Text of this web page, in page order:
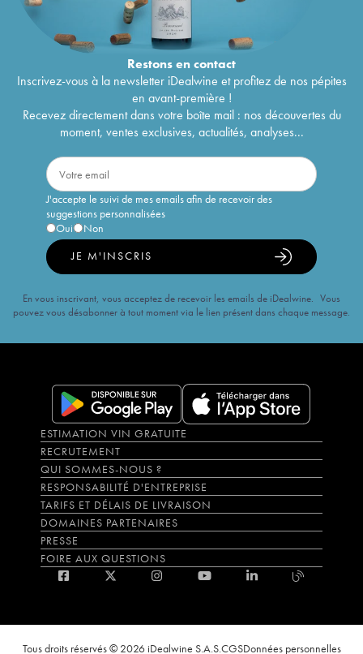
Restons encontact
Inscrivez-vous à la newsletter iDealwine et profitez de nos pépites
en avant-première !
Recevez directement dans votre boîte mail : nos découvertes du
moment, ventes exclusives, actualités, analyses...
J'accepte le suivi de mes emails afin de recevoir des
suggestions personnalisées
Oui
Non
JE M'INSCRIS
En vous inscrivant, vous acceptez de recevoir les emails de iDealwine. Vous
pouvez vous désabonner à tout moment via le lien présent dans chaque message.
ESTIMATION VIN GRATUITE
RECRUTEMENT
QUI SOMMES-NOUS ?
RESPONSABILITÉ D'ENTREPRISE
TARIFS ET DÉLAIS DE LIVRAISON
DOMAINES PARTENAIRES
PRESSE
FOIRE AUX QUESTIONS
Tous droits réservés © 2026 iDealwine S.A.S.CGSDonnées personnelles